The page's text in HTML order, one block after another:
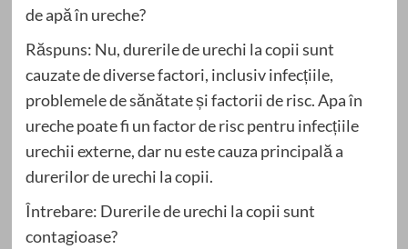
de apă în ureche?
Răspuns: Nu, durerile de urechi la copii sunt
cauzate de diverse factori, inclusiv infecțiile,
problemele de sănătate și factorii de risc. Apa în
ureche poate fi un factor de risc pentru infecțiile
urechii externe, dar nu este cauza principală a
durerilor de urechi la copii.
Întrebare: Durerile de urechi la copii sunt
contagioase?